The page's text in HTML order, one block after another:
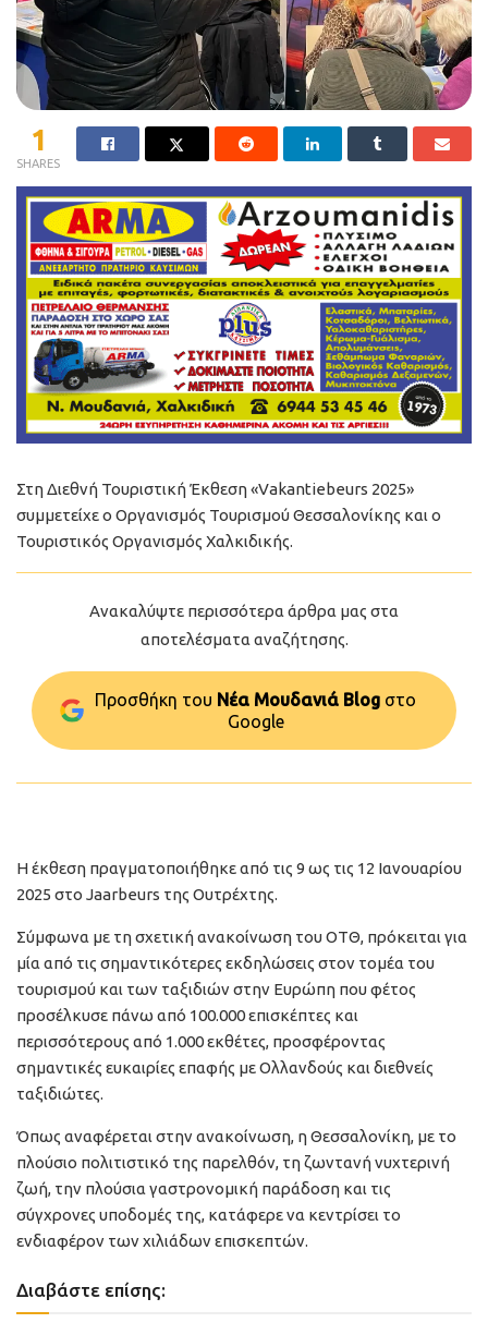
1
SHARES
Στη Διεθνή Τουριστική Έκθεση «Vakantiebeurs 2025»
συμμετείχε ο Οργανισμός Τουρισμού Θεσσαλονίκης και ο
Τουριστικός Οργανισμός Χαλκιδικής.
Ανακαλύψτε περισσότερα άρθρα μας στα
αποτελέσματα αναζήτησης.
Προσθήκη του Νέα Μουδανιά Blog στo
Google
Η έκθεση πραγματοποιήθηκε από τις 9 ως τις 12 Ιανουαρίου
2025 στο Jaarbeurs της Ουτρέχτης.
Σύμφωνα με τη σχετική ανακοίνωση του ΟΤΘ, πρόκειται για
μία από τις σημαντικότερες εκδηλώσεις στον τομέα του
τουρισμού και των ταξιδιών στην Ευρώπη που φέτος
προσέλκυσε πάνω από 100.000 επισκέπτες και
περισσότερους από 1.000 εκθέτες, προσφέροντας
σημαντικές ευκαιρίες επαφής με Ολλανδούς και διεθνείς
ταξιδιώτες.
Όπως αναφέρεται στην ανακοίνωση, η Θεσσαλονίκη, με το
πλούσιο πολιτιστικό της παρελθόν, τη ζωντανή νυχτερινή
ζωή, την πλούσια γαστρονομική παράδοση και τις
σύγχρονες υποδομές της, κατάφερε να κεντρίσει το
ενδιαφέρον των χιλιάδων επισκεπτών.
Διαβάστε επίσης: